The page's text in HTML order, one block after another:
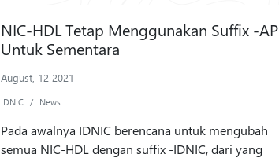
NIC-HDL Tetap Menggunakan Suffix -AP
Untuk Sementara
August, 12 2021
IDNIC News
Pada awalnya IDNIC berencana untuk mengubah
semua NIC-HDL dengan suffix -IDNIC, dari yang